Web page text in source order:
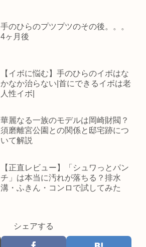
手のひらのプツプツのその後。。。
4ヶ月後
【イボに悩む】手のひらのイボはな
かなか治らない|首にできるイボは老
人性イボ|
華麗なる一族のモデルは岡崎財閥？
須磨離宮公園との関係と邸宅跡につ
いて解説
【正直レビュー】「シュワっとパン
チ」は本当に汚れが落ちる？排水
溝・ふきん・コンロで試してみた
シェアする